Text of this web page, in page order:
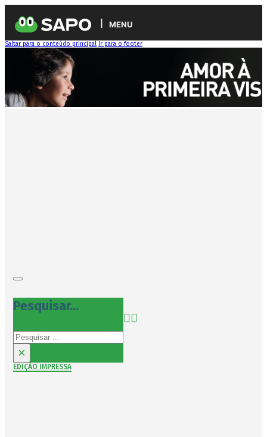
MENU
Saltar para o conteúdo principal Ir para o footer
Pesquisar...
Pesquisar
×
EDIÇÃO IMPRESSA